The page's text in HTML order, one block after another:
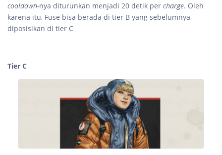
cooldown-nya diturunkan menjadi 20 detik per charge. Oleh
karena itu, Fuse bisa berada di tier B yang sebelumnya
diposisikan di tier C
Tier C